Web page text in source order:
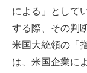
による」として
する際、その判
米国大統領の「
は、米国企業に